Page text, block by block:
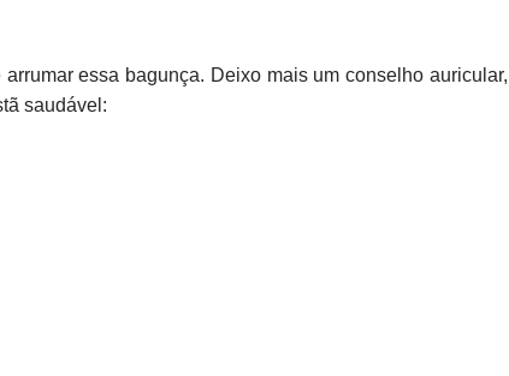
essa bagunça. Deixo mais um conselho
saudável: